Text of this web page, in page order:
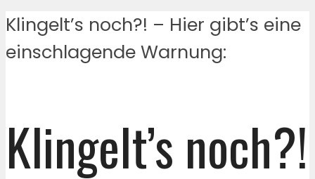
Klingelt’s noch?! – Hier gibt’s eine
einschlagende Warnung:
Klingelt’s noch?!